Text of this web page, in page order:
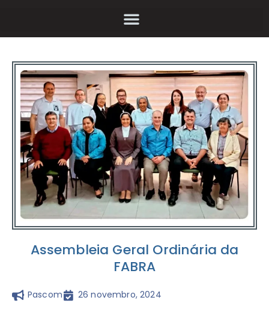
Assembleia Geral Ordinária da
FABRA
Pascom 26 novembro, 2024